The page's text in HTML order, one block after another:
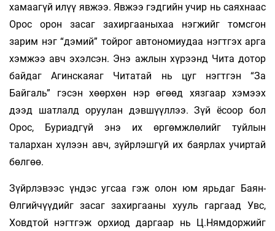
хамаагүй илүү явжээ. Явжээ гэдгийн учир нь саяхнаас
Орос орон засаг захиргааныхаа нэгжийг томсгон
зарим нэг “дэмий” тойрог автономиудаа нэгтгэх арга
хэмжээ авч эхэлсэн. Энэ ажлын хүрээнд Чита дотор
байдаг Агинскаяаг Читатай нь цуг нэгтгэн “За
Байгаль” гэсэн хөөрхөн нэр өгөөд хязгаар хэмээх
дээд шатлалд оруулан дэвшүүллээ. Зүй ёсоор бол
Орос, Буриадгүй энэ их өргөмжлөлийг туйлын
талархан хүлээн авч, зүйрлэшгүй их баярлах учиртай
бөлгөө.
Зүйрлэвээс үндэс угсаа гэж олон юм ярьдаг Баян-
Өлгийчүүдийг засаг захиргааны хууль гаргаад Увс,
Ховдтой нэгтгэж орхиод даргаар нь Ц.Нямдоржийг